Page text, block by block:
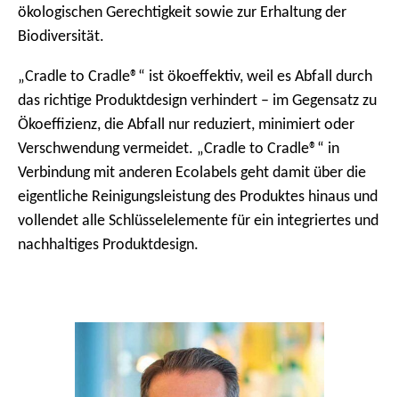
ökologischen Gerechtigkeit sowie zur Erhaltung der
Biodiversität.
„Cradle to Cradle®“ ist ökoeffektiv, weil es Abfall durch
das richtige Produktdesign verhindert – im Gegensatz zu
Ökoeffizienz, die Abfall nur reduziert, minimiert oder
Verschwendung vermeidet. „Cradle to Cradle®“ in
Verbindung mit anderen Ecolabels geht damit über die
eigentliche Reinigungsleistung des Produktes hinaus und
vollendet alle Schlüsselelemente für ein integriertes und
nachhaltiges Produktdesign.